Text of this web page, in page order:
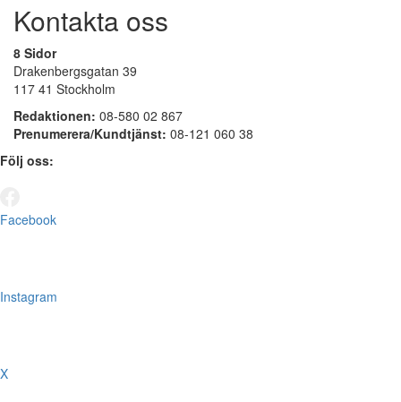
Kontakta oss
8 Sidor
Drakenbergsgatan 39
117 41 Stockholm
Redaktionen: 08-580 02 867
Prenumerera/Kundtjänst: 08-121 060 38
Följ oss:
Facebook
Instagram
X